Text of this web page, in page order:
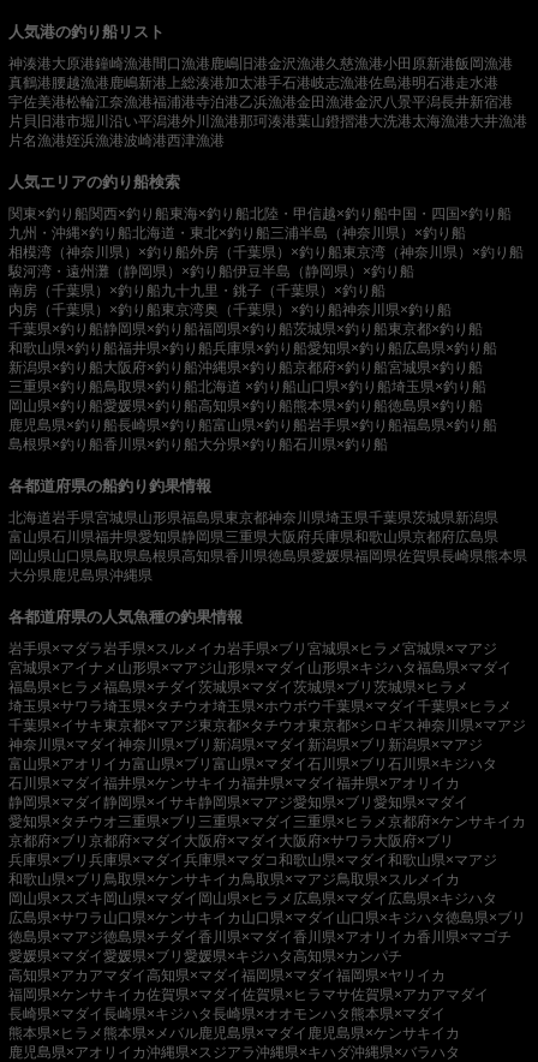
人気港の釣り船リスト
神湊港大原港鐘崎漁港間口漁港鹿嶋旧港金沢漁港久慈漁港小田原新港飯岡漁港
真鶴港腰越漁港鹿嶋新港 上総湊港加太港手石港岐志漁港佐島港明石港走水港
宇佐美港松輪江奈漁港福浦港寺泊港乙浜漁港金田漁港金沢八景平潟長井新宿港
片貝旧港市堀川沿い平潟港外川漁港那珂湊港葉山鐙摺港大洗港太海漁港大井漁港
片名漁港姪浜漁港波崎港西津漁港
人気エリアの釣り船検索
関東×釣り船関西×釣り船東海×釣り船北陸・甲信越×釣り船中国・四国×釣り船
九州・沖縄×釣り船北海道・東北×釣り船三浦半島（神奈川県）×釣り船
相模湾（神奈川県）×釣り船外房（千葉県）×釣り船東京湾（神奈川県）×釣り船
駿河湾・遠州灘（静岡県）×釣り船伊豆半島（静岡県）×釣り船
南房（千葉県）×釣り船九十九里・銚子（千葉県）×釣り船
内房（千葉県）×釣り船東京湾奥（千葉県）×釣り船神奈川県×釣り船
千葉県×釣り船静岡県×釣り船福岡県×釣り船茨城県×釣り船東京都×釣り船
和歌山県×釣り船福井県×釣り船兵庫県×釣り船愛知県×釣り船広島県×釣り船
新潟県×釣り船大阪府×釣り船沖縄県×釣り船京都府×釣り船宮城県×釣り船
三重県×釣り船鳥取県×釣り船北海道 ×釣り船山口県×釣り船埼玉県×釣り船
岡山県×釣り船愛媛県×釣り船高知県×釣り船熊本県×釣り船徳島県×釣り船
鹿児島県×釣り船長崎県×釣り船富山県×釣り船岩手県×釣り船福島県×釣り船
島根県×釣り船香川県×釣り船大分県×釣り船石川県×釣り船
各都道府県の船釣り釣果情報
北海道岩手県宮城県山形県福島県東京都神奈川県埼玉県千葉県茨城県新潟県
富山県石川県福井県愛知県静岡県三重県大阪府兵庫県和歌山県京都府広島県
岡山県山口県鳥取県島根県高知県香川県徳島県愛媛県福岡県佐賀県長崎県熊本県
大分県鹿児島県沖縄県
各都道府県の人気魚種の釣果情報
岩手県×マダラ岩手県×スルメイカ岩手県×ブリ 宮城県×ヒラメ宮城県×マアジ
宮城県×アイナメ 山形県×マアジ山形県×マダイ 山形県×キジハタ福島県×マダイ
福島県×ヒラメ福島県×チダイ茨城県×マダイ茨城県×ブリ 茨城県×ヒラメ
埼玉県×サワラ埼玉県×タチウオ埼玉県×ホウボウ千葉県×マダイ千葉県×ヒラメ
千葉県×イサキ東京都×マアジ東京都×タチウオ東京都×シロギス神奈川県×マアジ
神奈川県×マダイ神奈川県×ブリ 新潟県×マダイ 新潟県×ブリ 新潟県×マアジ
富山県×アオリイカ富山県×ブリ 富山県×マダイ石川県×ブリ 石川県×キジハタ
石川県×マダイ福井県×ケンサキイカ福井県×マダイ福井県×アオリイカ
静岡県×マダイ静岡県×イサキ静岡県×マアジ愛知県×ブリ 愛知県×マダイ
愛知県×タチウオ三重県×ブリ 三重県×マダイ 三重県×ヒラメ京都府×ケンサキイカ
京都府×ブリ 京都府×マダイ 大阪府×マダイ 大阪府×サワラ 大阪府×ブリ
兵庫県×ブリ 兵庫県×マダイ兵庫県×マダコ和歌山県×マダイ和歌山県×マアジ
和歌山県×ブリ 鳥取県×ケンサキイカ鳥取県×マアジ鳥取県×スルメイカ
岡山県×スズキ岡山県×マダイ 岡山県×ヒラメ 広島県×マダイ 広島県×キジハタ
広島県×サワラ 山口県×ケンサキイカ 山口県×マダイ 山口県×キジハタ徳島県×ブリ
徳島県×マアジ徳島県×チダイ香川県×マダイ香川県×アオリイカ香川県×マゴチ
愛媛県×マダイ愛媛県×ブリ 愛媛県×キジハタ高知県×カンパチ
高知県×アカアマダイ高知県×マダイ福岡県×マダイ福岡県×ヤリイカ
福岡県×ケンサキイカ佐賀県×マダイ佐賀県×ヒラマサ佐賀県×アカアマダイ
長崎県×マダイ長崎県×キジハタ長崎県×オオモンハタ 熊本県×マダイ
熊本県×ヒラメ 熊本県×メバル鹿児島県×マダイ 鹿児島県×ケンサキイカ
鹿児島県×アオリイカ沖縄県×スジアラ沖縄県×キハダ沖縄県×バラハタ